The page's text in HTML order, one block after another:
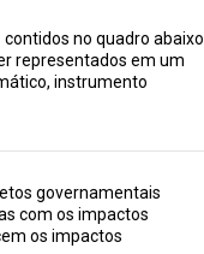
contidos no quadro abaixo
representados em um
instrumento
governamentais
com os impactos
os impactos